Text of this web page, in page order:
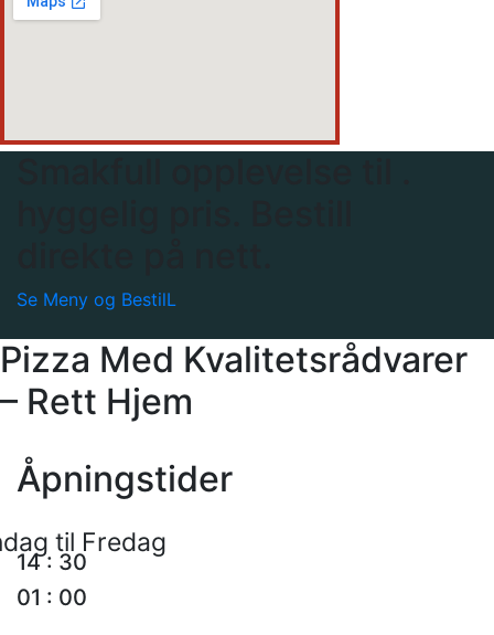
Se Meny og BestilL
Pizza Med Kvalitetsrådvarer
– Rett Hjem
Åpningstider
til Fredag
14: 30
01 : 00